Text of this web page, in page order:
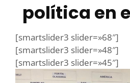
política en
[smartslider3 slider=»68″]
[smartslider3 slider=»48″]
[smartslider3 slider=»45″]